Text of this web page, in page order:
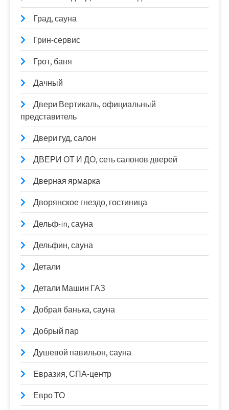
Град, сауна
Грин-сервис
Грот, баня
Дачный
Двери Вертикаль, официальный
представитель
Двери гуд, салон
ДВЕРИ ОТ И ДО, сеть салонов дверей
Дверная ярмарка
Дворянское гнездо, гостиница
Дельф-in, сауна
Дельфин, сауна
Детали
Детали Машин ГАЗ
Добрая банька, сауна
Добрый пар
Душевой павильон, сауна
Евразия, СПА-центр
Евро ТО